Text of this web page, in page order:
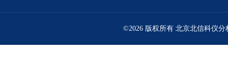
©2026 版权所有 北京北信科仪